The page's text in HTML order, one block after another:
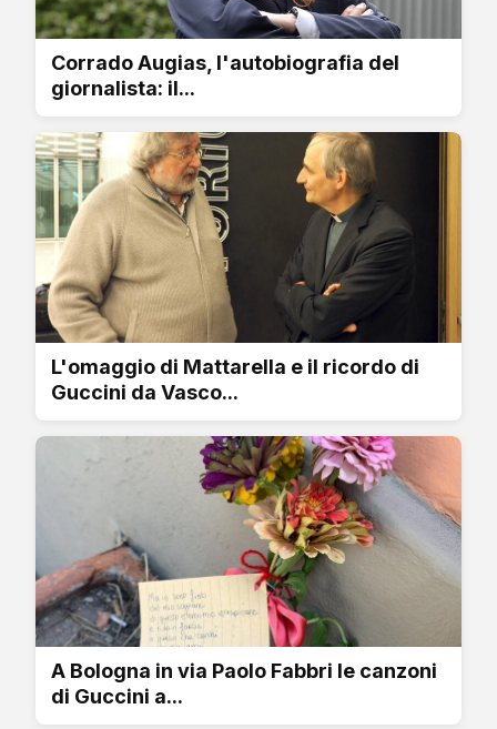
Corrado Augias, l'autobiografia del
giornalista: il...
L'omaggio di Mattarella e il ricordo di
Guccini da Vasco...
A Bologna in via Paolo Fabbri le canzoni
di Guccini a...